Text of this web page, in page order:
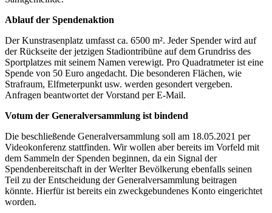
Ablauf der Spendenaktion
Der Kunstrasenplatz umfasst ca. 6500 m². Jeder Spender wird auf
der Rückseite der jetzigen Stadiontribüne auf dem Grundriss des
Sportplatzes mit seinem Namen verewigt. Pro Quadratmeter ist eine
Spende von 50 Euro angedacht. Die besonderen Flächen, wie
Strafraum, Elfmeterpunkt usw. werden gesondert vergeben.
Anfragen beantwortet der Vorstand per E-Mail.
Votum der Generalversammlung ist bindend
Die beschließende Generalversammlung soll am 18.05.2021 per
Videokonferenz stattfinden. Wir wollen aber bereits im Vorfeld mit
dem Sammeln der Spenden beginnen, da ein Signal der
Spendenbereitschaft in der Werlter Bevölkerung ebenfalls seinen
Teil zu der Entscheidung der Generalversammlung beitragen
könnte. Hierfür ist bereits ein zweckgebundenes Konto eingerichtet
worden.